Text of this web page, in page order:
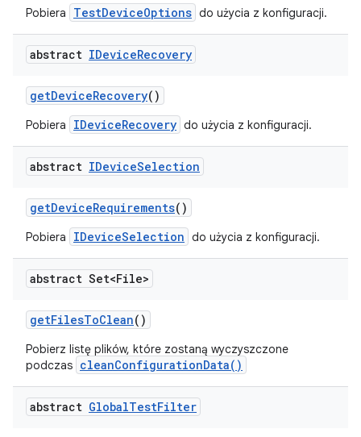
Pobiera TestDeviceOptions do użycia z konfiguracji.
abstract IDeviceRecovery
getDeviceRecovery()
Pobiera IDeviceRecovery do użycia z konfiguracji.
abstract IDeviceSelection
getDeviceRequirements()
Pobiera IDeviceSelection do użycia z konfiguracji.
abstract Set<File>
getFilesToClean()
Pobierz listę plików, które zostaną wyczyszczone
podczas cleanConfigurationData()
abstract GlobalTestFilter